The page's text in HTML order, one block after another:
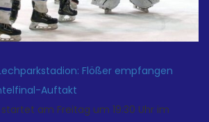
Flößer empfangen
Auftakt
startet am Freitag um 19:30 Uhr im